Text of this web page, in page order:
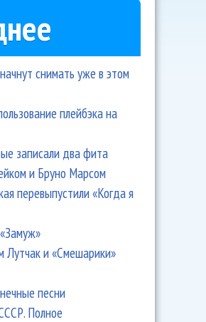
снимать уже в этом
плейбэка на
записали два фита
и Бруно Марсом
перевыпустили «Когда я
Лутчак и «Смешарики»
песни
Полное